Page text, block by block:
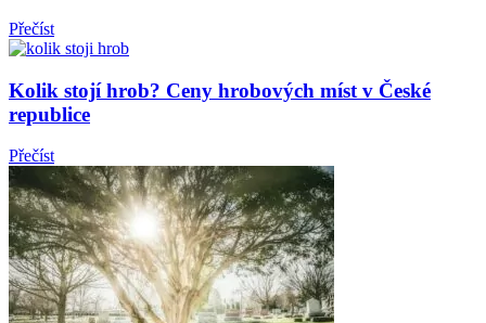
Přečíst
Kolik stojí hrob? Ceny hrobových míst v České
republice
Přečíst